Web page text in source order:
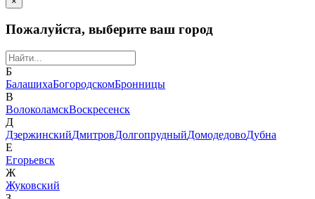
Пожалуйста, выберите ваш город
Б
БалашихаБогородскомБронницы
В
ВолоколамскВоскресенск
Д
ДзержинскийДмитровДолгопрудныйДомодедовоДубна
Е
Егорьевск
Ж
Жуковский